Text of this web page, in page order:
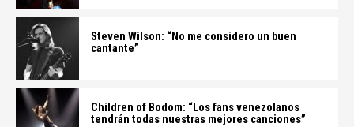
Steven Wilson: “No me considero un buen
cantante”
Children of Bodom: “Los fans venezolanos
tendrán todas nuestras mejores canciones”